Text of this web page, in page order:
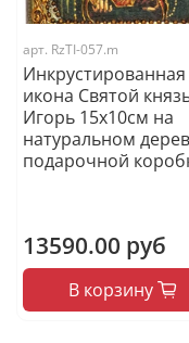
арт. RzTI-057.m
Инкрустированная
икона Святой
Игорь 15х10см на
натуральном
подарочной
13590.00 руб
В корзину